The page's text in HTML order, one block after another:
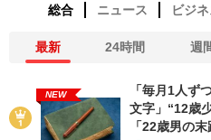
総合 ニュース ビジ
最新 24時間 週
NEW
「毎月1人ず
文字」“12歳
「22歳男の